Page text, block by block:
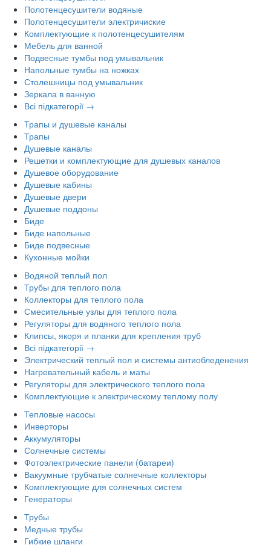
Полотенцесушители водяные
Полотенцесушители электричиские
Комплектующие к полотенцесушителям
Мебель для ванной
Подвесные тумбы под умывальник
Напольные тумбы на ножках
Столешницы под умывальник
Зеркала в ванную
Всі підкатегорії →
Трапы и душевые каналы
Трапы
Душевые каналы
Решетки и комплектующие для душевых каналов
Душевое оборудование
Душевые кабины
Душевые двери
Душевые поддоны
Биде
Биде напольные
Биде подвесные
Кухонные мойки
Водяной теплый пол
Трубы для теплого пола
Коллекторы для теплого пола
Смесительные узлы для теплого пола
Регуляторы для водяного теплого пола
Клипсы, якоря и планки для крепления труб
Всі підкатегорії →
Электрический теплый пол и системы антиобледенения
Нагревательный кабель и маты
Регуляторы для электрического теплого пола
Комплектующие к электрическому теплому полу
Тепловые насосы
Инверторы
Аккумуляторы
Солнечные системы
Фотоэлектрические панели (батареи)
Вакуумные трубчатые солнечные коллекторы
Комплектующие для солнечных систем
Генераторы
Трубы
Медные трубы
Гибкие шланги